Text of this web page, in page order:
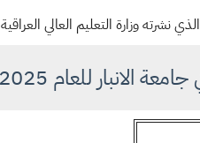
الانبار للعام 2025